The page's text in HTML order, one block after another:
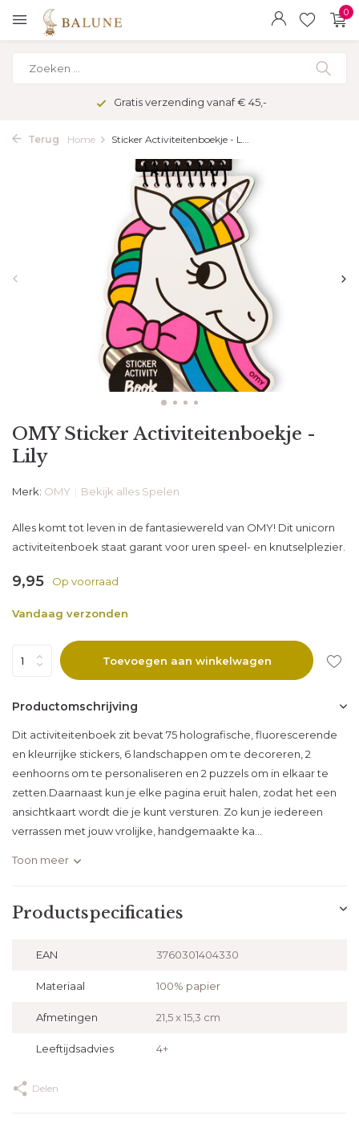
0
Gratis verzending vanaf € 45,-
Terug Home Sticker Activiteitenboekje - L...
OMY Sticker Activiteitenboekje -
Lily
Merk: OMY Bekijk alles Spelen
Alles komt tot leven in de fantasiewereld van OMY! Dit unicorn
activiteitenboek staat garant voor uren speel- en knutselplezier.
9,95 Op voorraad
Vandaag verzonden
Toevoegen aan winkelwagen
Productomschrijving
Dit activiteitenboek zit bevat 75 holografische, fluorescerende
en kleurrijke stickers, 6 landschappen om te decoreren, 2
eenhoorns om te personaliseren en 2 puzzels om in elkaar te
zetten.Daarnaast kun je elke pagina eruit halen, zodat het een
ansichtkaart wordt die je kunt versturen. Zo kun je iedereen
verrassen met jouw vrolijke, handgemaakte ka...
Toon meer
Productspecificaties
EAN 3760301404330
Materiaal 100% papier
Afmetingen 21,5 x 15,3 cm
Leeftijdsadvies 4+
Delen